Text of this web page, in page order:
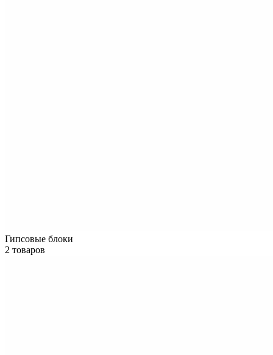
Гипсовые блоки
2 товаров